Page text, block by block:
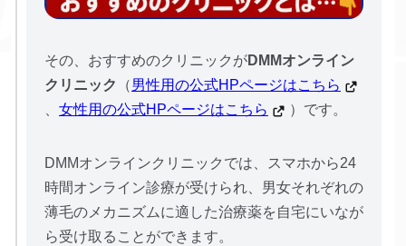
その、おすすめのクリニックがDMMオンライン
クリニック
（男性用の公式HPページはこちら
、 女性用の公式HPページはこちら ）です。
DMMオンラインクリニックでは、スマホから24
時間オンライン診療が受けられ、男女それぞれの
薄毛のメカニズムに適した治療薬を自宅にいなが
ら受け取ることができます。